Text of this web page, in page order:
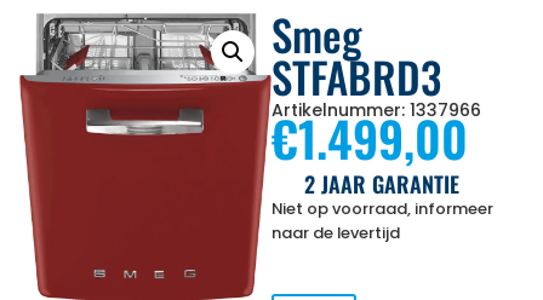
Smeg
STFABRD3
Artikelnummer: 1337966
€1.499,00
2 JAAR GARANTIE
Niet op voorraad, informeer
naar de levertijd